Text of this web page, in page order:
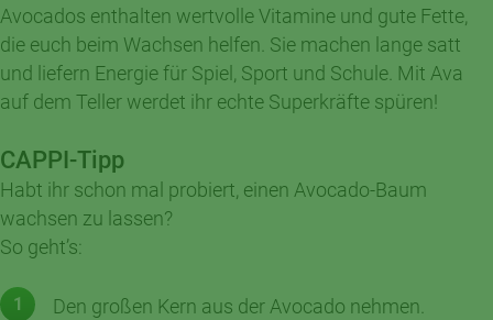
Avocados enthalten wertvolleVitamine und gute Fette,
die euch beim Wachsen helfen. Sie machen lange satt
und liefern Energie für Spiel, Sport und Schule. Mit Ava
auf dem Teller werdet ihr echte Superkräfte spüren!
CAPPI-Tipp
Habt ihr schon mal probiert, einen Avocado-Baum
wachsen zu lassen?
So geht’s:
Den großen Kern aus der Avocado nehmen.